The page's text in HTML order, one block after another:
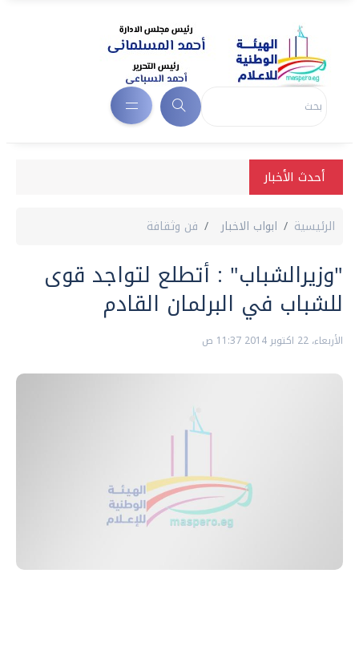
أحدث الأخبار
الرئيسية ابواب الاخبار فن وثقافة
"وزيرالشباب" : أتطلع لتواجد قوى
للشباب في البرلمان القادم
الأربعاء، 22 اكتوبر 2014 11:37 ص